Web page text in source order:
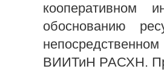
кооперативном
обоснованию
ВИИТиН РАСХН.